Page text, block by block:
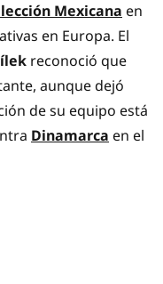
Mexicana en
en Europa. El
reconoció que
aunque dejó
de su equipo está
Dinamarca en el